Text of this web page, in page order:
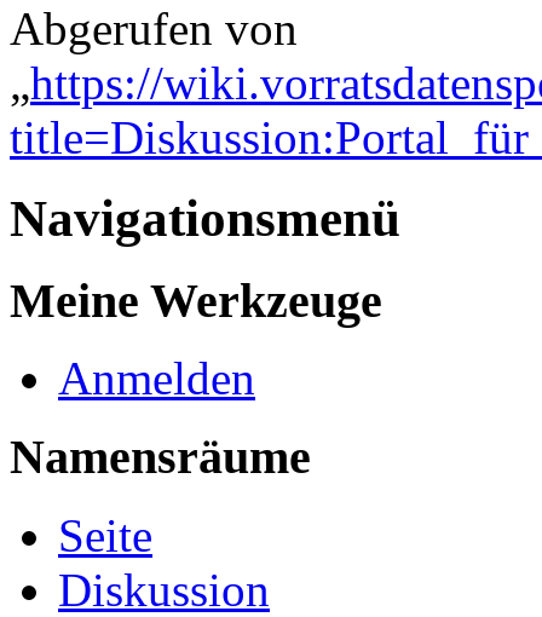
Abgerufen von
„https://
Navigationsmenü
Meine Werkzeuge
Anmelden
Namensräume
Seite
Diskussion